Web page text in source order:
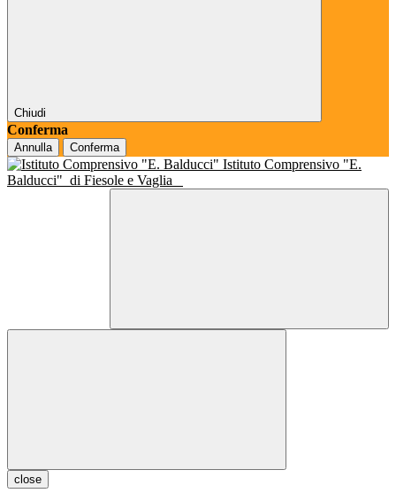
Chiudi
Conferma
Annulla Conferma
Istituto Comprensivo "E.
Balducci" di Fiesole e Vaglia
close